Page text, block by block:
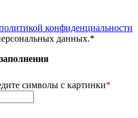
конфиденциальности
данных.*
символы с картинки*